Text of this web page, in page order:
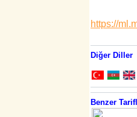
https://
Diğer Diller
Benzer